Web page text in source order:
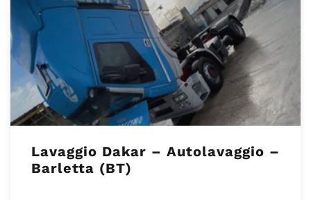
Lavaggio Dakar – Autolavaggio –
Barletta (BT)